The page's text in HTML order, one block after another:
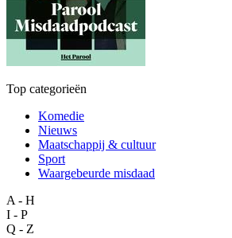
Top categorieën
Komedie
Nieuws
Maatschappij & cultuur
Sport
Waargebeurde misdaad
A - H
I - P
Q - Z